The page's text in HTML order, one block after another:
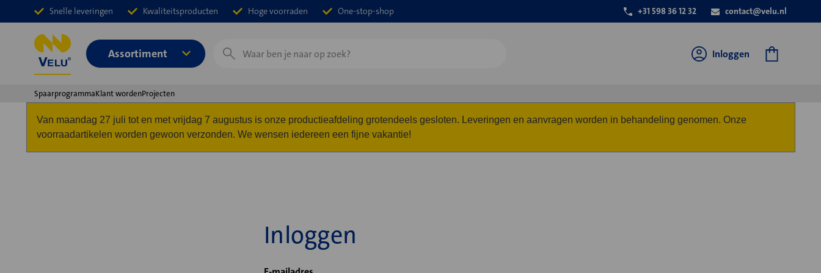
Snelle leveringen Kwaliteitsproducten Hoge voorraden One-stop-shop +31 598 36 12 32 contact@velu.nl
Assortiment
Zoeken
Inloggen
SpaarprogrammaKlant wordenProjecten
Van maandag 27 juli tot en met vrijdag 7 augustus is onze productieafdeling grotendeels gesloten. Leveringen en aanvragen worden in behandeling genomen. Onze
voorraadartikelen worden gewoon verzonden. We wensen iedereen een fijne vakantie!
Inloggen